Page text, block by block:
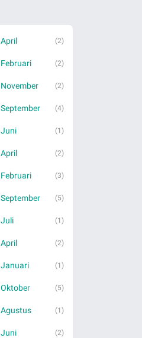
April (2)
Februari (2)
November (2)
September (4)
Juni (1)
April (2)
Februari (3)
September (5)
Juli (1)
April (2)
Januari (1)
Oktober (5)
Agustus (1)
Juni (2)